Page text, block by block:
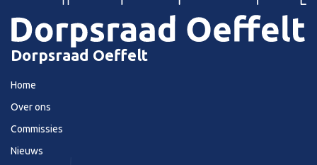
Dorpsraad Oeffelt
Home
Over ons
Commissies
Nieuws